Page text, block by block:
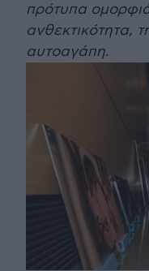
πρότυπα
ανθεκτικότητα,
αυτοαγάπη.